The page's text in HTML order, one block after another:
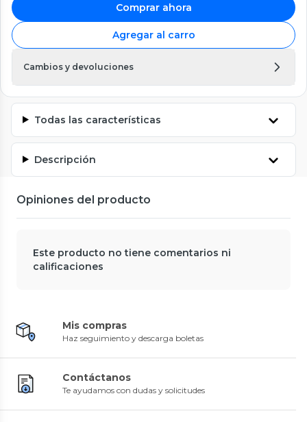
Comprar ahora
Agregar al carro
Cambios y devoluciones
Todas las características
Descripción
Opiniones del producto
Este producto no tiene comentarios ni
calificaciones
Mis compras
Haz seguimiento y descarga boletas
Contáctanos
Te ayudamos con dudas y solicitudes